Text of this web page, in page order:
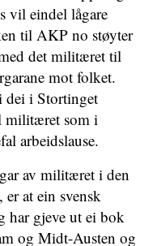
vil eindel lågare
til AKP no støyter
det militæret til
mot folket.
dei i Stortinget
militæret som i
arbeidslause.
av militæret i den
at ein svensk
har gjeve ut ei bok
og Midt-Austen og